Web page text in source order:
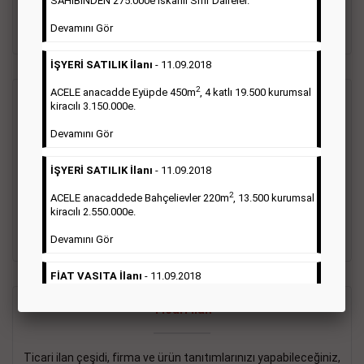
Detaylı Bilgi & İlan Örnekleri
Vasıta İlanı
Sarı sayfa ilanlar alım- satım, duyuru, mini reklam şeklinde
ifade edilebilen ilanlardır. Gazetelerin tirajını önemli ölçüde
etkilerler ve gazete gelirlerinin de önemli bir bölümünü
oluştururlar.Sabah sarı sayfa eleman ilanlarında 6 kelime
sayısı şartı aranmamaktadır.
Detaylı Bilgi & İlan Örnekleri
Ticari İlan
Ticari ilan çeşidi, firma ve ürün tanıtımlarınızı yapabileceğiniz,
Devamını Gör
İŞYERİ SATILIK İlanı - 11.09.2018
ACELE anacadde Eyüpde 450m2, 4 katlı 19.500 kurumsal
kiracılı 3.150.000e.
Devamını Gör
İŞYERİ SATILIK İlanı - 11.09.2018
ACELE anacaddede Bahçelievler 220m2, 13.500 kurumsal
kiracılı 2.550.000e.
Devamını Gör
FİAT VASITA İlanı - 11.09.2018
2.800.000e kurumsal mağaza.